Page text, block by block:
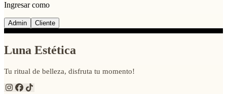
Ingresar como
Admin Cliente
Luna Estética
Tu ritual de belleza, disfruta tu momento!